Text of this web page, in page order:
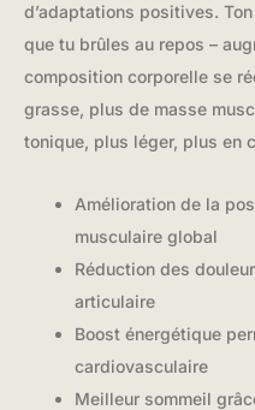
d’adaptations positives. Ton
que tu brûles au repos –
composition corporelle se
grasse, plus de masse
tonique, plus léger, plus en
Amélioration de la
musculaire global
Réduction des
articulaire
Boost énergétique
cardiovasculaire
Meilleur sommeil